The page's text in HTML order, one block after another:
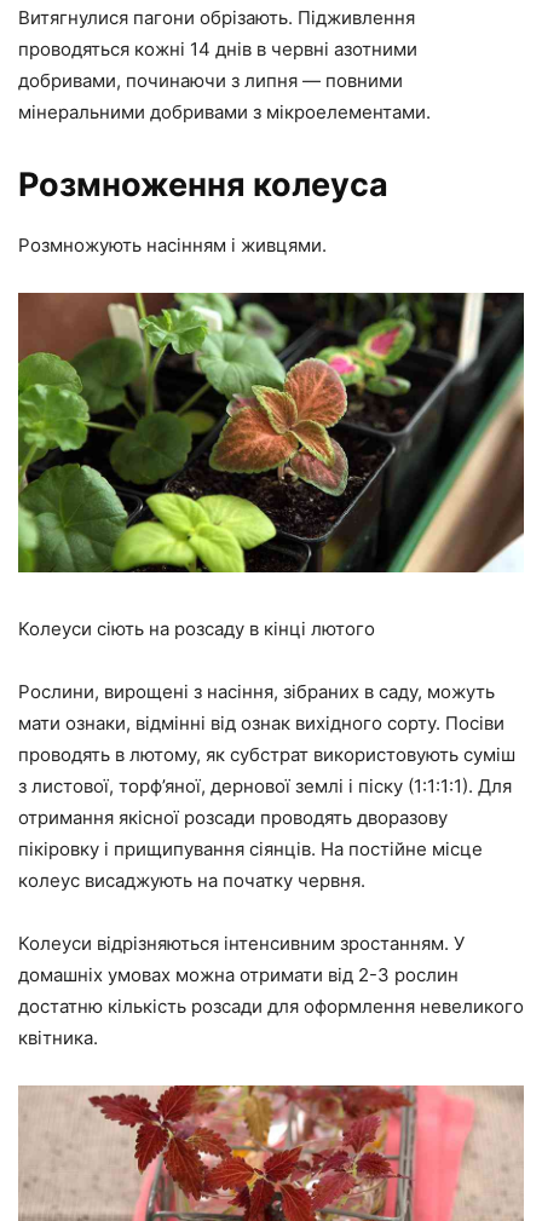
Витягнулися пагони обрізають. Підживлення
проводяться кожні 14 днів в червні азотними
добривами, починаючи з липня — повними
мінеральними добривами з мікроелементами.
Розмноження колеуса
Розмножують насінням і живцями.
Колеуси сіють на розсаду в кінці лютого
Рослини, вирощені з насіння, зібраних в саду, можуть
мати ознаки, відмінні від ознак вихідного сорту. Посіви
проводять в лютому, як субстрат використовують суміш
з листової, торф’яної, дернової землі і піску (1:1:1:1). Для
отримання якісної розсади проводять дворазову
пікіровку і прищипування сіянців. На постійне місце
колеус висаджують на початку червня.
Колеуси відрізняються інтенсивним зростанням. У
домашніх умовах можна отримати від 2-3 рослин
достатню кількість розсади для оформлення невеликого
квітника.